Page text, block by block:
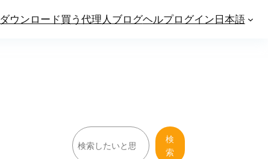
ダウンロード買う 代理人 ブログヘルプログイン日本語
検
索
検
索